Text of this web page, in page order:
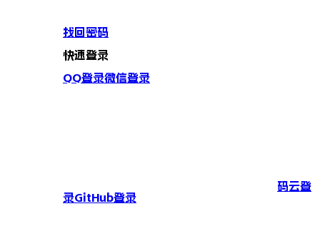
找回密码
快速登录
QQ登录微信登录
码云登
录GitHub登录